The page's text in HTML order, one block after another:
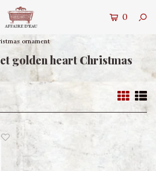
0
ornament
golden heart Christmas